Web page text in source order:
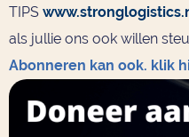
TIPS
als jullie ons ook willen
Abonneren kan ook. klik